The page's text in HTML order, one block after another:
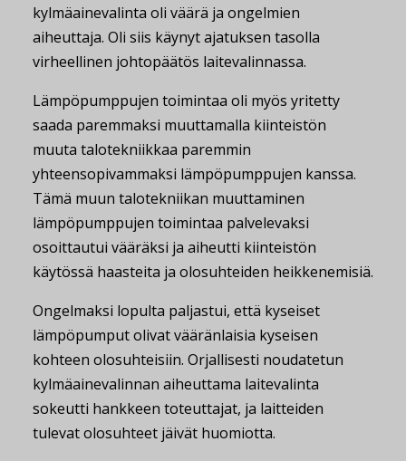
kylmäainevalinta oli väärä ja ongelmien
aiheuttaja. Oli siis käynyt ajatuksen tasolla
virheellinen johtopäätös laitevalinnassa.
Lämpöpumppujen toimintaa oli myös yritetty
saada paremmaksi muuttamalla kiinteistön
muuta talotekniikkaa paremmin
yhteensopivammaksi lämpöpumppujen kanssa.
Tämä muun talotekniikan muuttaminen
lämpöpumppujen toimintaa palvelevaksi
osoittautui vääräksi ja aiheutti kiinteistön
käytössä haasteita ja olosuhteiden heikkenemisiä.
Ongelmaksi lopulta paljastui, että kyseiset
lämpöpumput olivat vääränlaisia kyseisen
kohteen olosuhteisiin. Orjallisesti noudatetun
kylmäainevalinnan aiheuttama laitevalinta
sokeutti hankkeen toteuttajat, ja laitteiden
tulevat olosuhteet jäivät huomiotta.